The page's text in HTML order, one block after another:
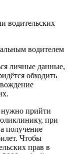
водительских
водителем
личные данные,
обходить
нужно прийти
при
получение
Чтобы
прав в